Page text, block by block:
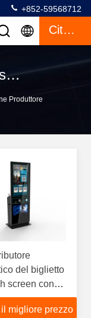
+852-59568712
Citazione
Parole chiave [ ticket dispenser machine ] Partita 120 prodotti
Produttore
del biglietto
screen con
del biglietto,
del biglietto
migliore prezzo